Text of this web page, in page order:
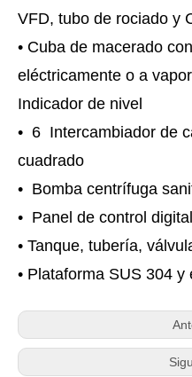
VFD, tubo de rociado y
• Cuba de macerado
eléctricamente o a
Indicador de nivel
• 6 Intercambiador de
cuadrado
• Bomba centrífuga
• Panel de control
• Tanque, tubería,
• Plataforma SUS 304